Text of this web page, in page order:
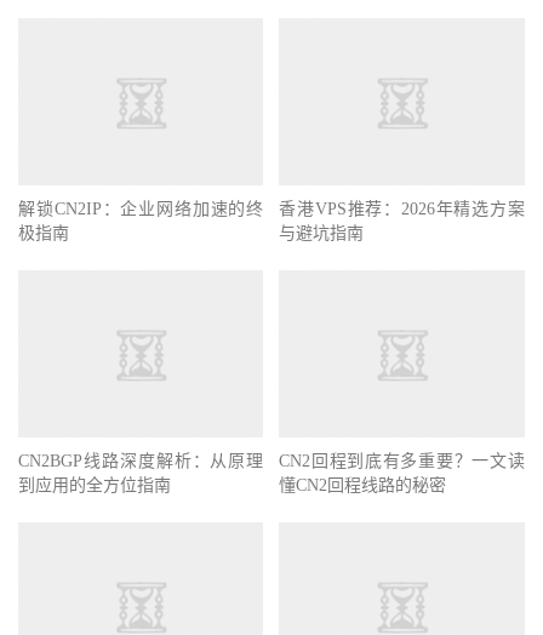
解锁CN2IP：企业网络加速的终
极指南
香港VPS推荐：2026年精选方案
与避坑指南
CN2BGP线路深度解析：从原理
到应用的全方位指南
CN2回程到底有多重要？一文读
懂CN2回程线路的秘密